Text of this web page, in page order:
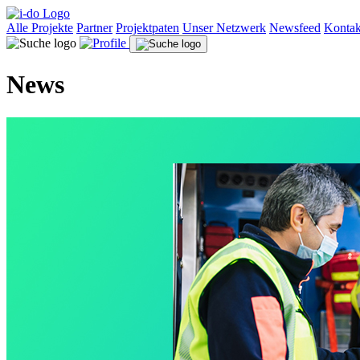
Alle Projekte Partner Projektpaten Unser Netzwerk Newsfeed
News